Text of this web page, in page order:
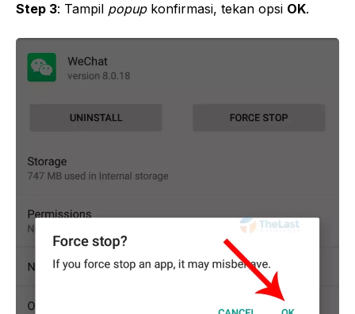
Step 3: Tampil popupkonfirmasi, tekan opsi OK.